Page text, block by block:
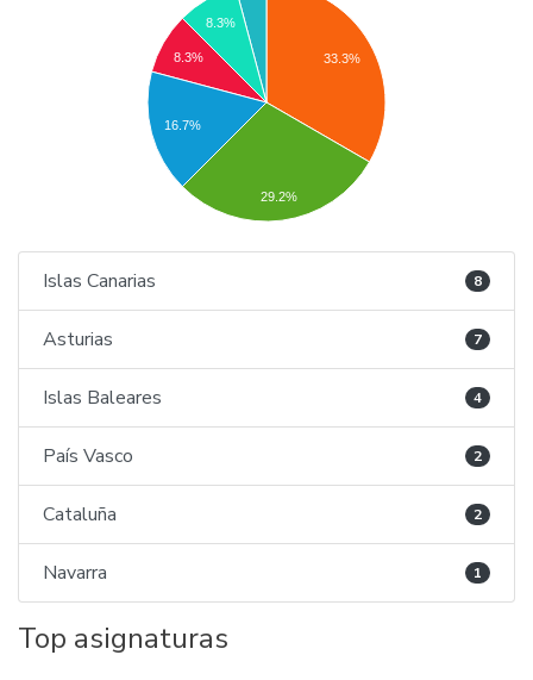
33.3%
8.3%
8.3%
16.7%
29.2%
Islas Canarias 8
Asturias 7
Islas Baleares 4
País Vasco 2
Cataluña 2
Navarra 1
Top asignaturas